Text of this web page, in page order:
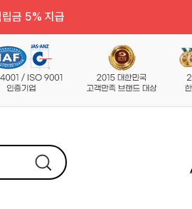
금 5% 지급